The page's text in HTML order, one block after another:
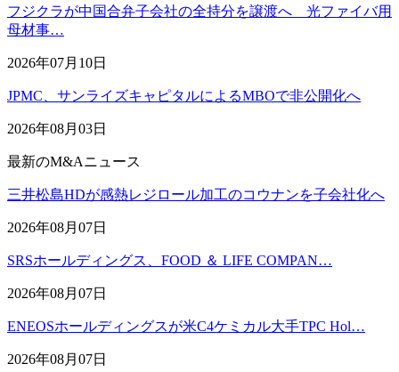
フジクラが中国合弁子会社の全持分を譲渡へ 光ファイバ用
母材事…
2026年07月10日
JPMC、サンライズキャピタルによるMBOで非公開化へ
2026年08月03日
最新のM&Aニュース
三井松島HDが感熱レジロール加工のコウナンを子会社化へ
2026年08月07日
SRSホールディングス、FOOD ＆ LIFE COMPAN…
2026年08月07日
ENEOSホールディングスが米C4ケミカル大手TPC Hol…
2026年08月07日